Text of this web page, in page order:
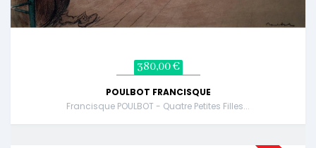
380,00 €
POULBOT FRANCISQUE
Francisque POULBOT - Quatre Petites Filles...